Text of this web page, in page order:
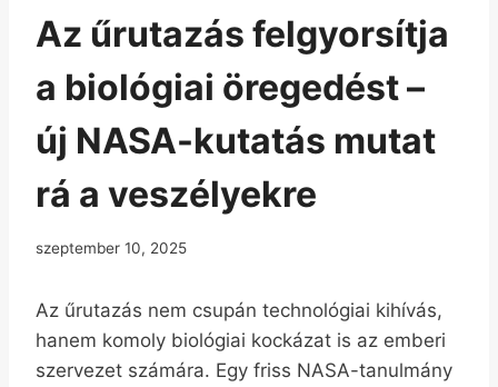
Az űrutazás felgyorsítja
a biológiai öregedést –
új NASA-kutatás mutat
rá a veszélyekre
szeptember 10, 2025
Az űrutazás nem csupán technológiai kihívás,
hanem komoly biológiai kockázat is az emberi
szervezet számára. Egy friss NASA-tanulmány